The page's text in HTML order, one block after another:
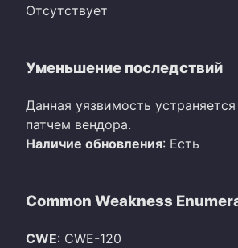
Отсутствует
Уменьшение последствий
Данная уязвимость
патчем вендора.
Наличие обновления: Есть
Common Weakness
CWE: CWE-120